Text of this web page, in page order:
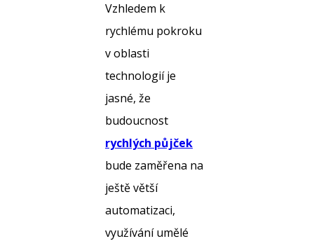
Vzhledem k
rychlému pokroku
v oblasti
technologií je
jasné, že
budoucnost
rychlých půjček
bude zaměřena na
ještě větší
automatizaci,
využívání umělé